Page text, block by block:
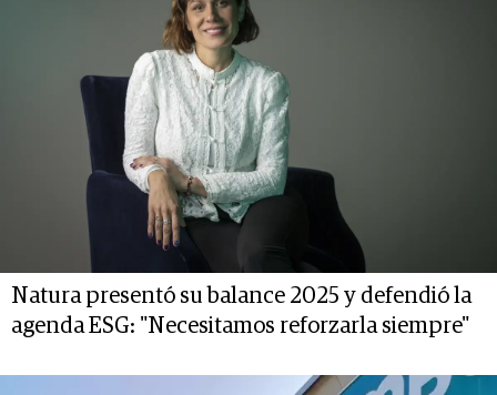
Natura presentó su balance 2025 y defendió la
agenda ESG: "Necesitamos reforzarla siempre"